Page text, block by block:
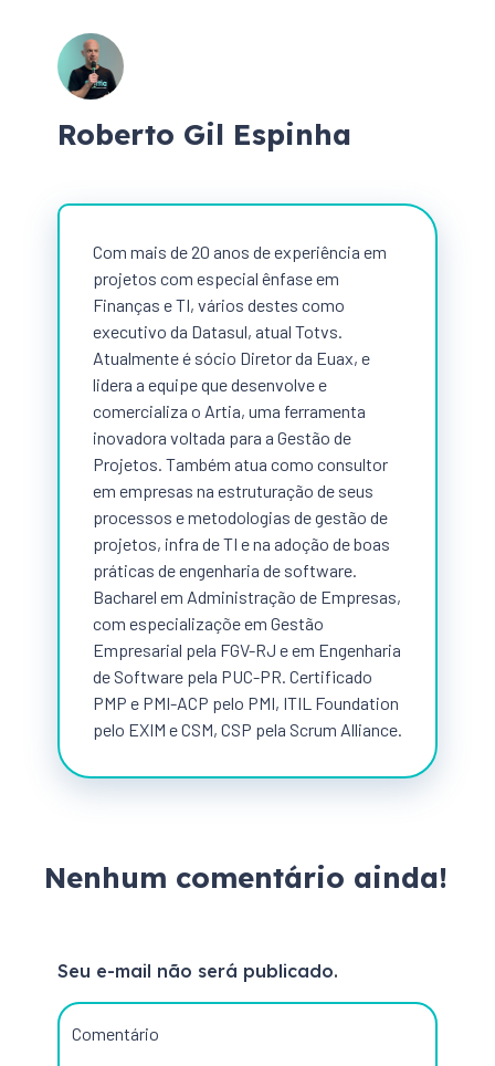
Roberto Gil Espinha
Com mais de 20 anos de experiência em
projetos com especial ênfase em
Finanças e TI, vários destes como
executivo da Datasul, atual Totvs.
Atualmente é sócio Diretor da Euax, e
lidera a equipe que desenvolve e
comercializa o Artia, uma ferramenta
inovadora voltada para a Gestão de
Projetos. Também atua como consultor
em empresas na estruturação de seus
processos e metodologias de gestão de
projetos, infra de TI e na adoção de boas
práticas de engenharia de software.
Bacharel em Administração de Empresas,
com especializaçõe em Gestão
Empresarial pela FGV-RJ e em Engenharia
de Software pela PUC-PR. Certificado
PMP e PMI-ACP pelo PMI, ITIL Foundation
pelo EXIM e CSM, CSP pela Scrum Alliance.
Nenhum comentário ainda!
Seu e-mail não será publicado.
Comentário